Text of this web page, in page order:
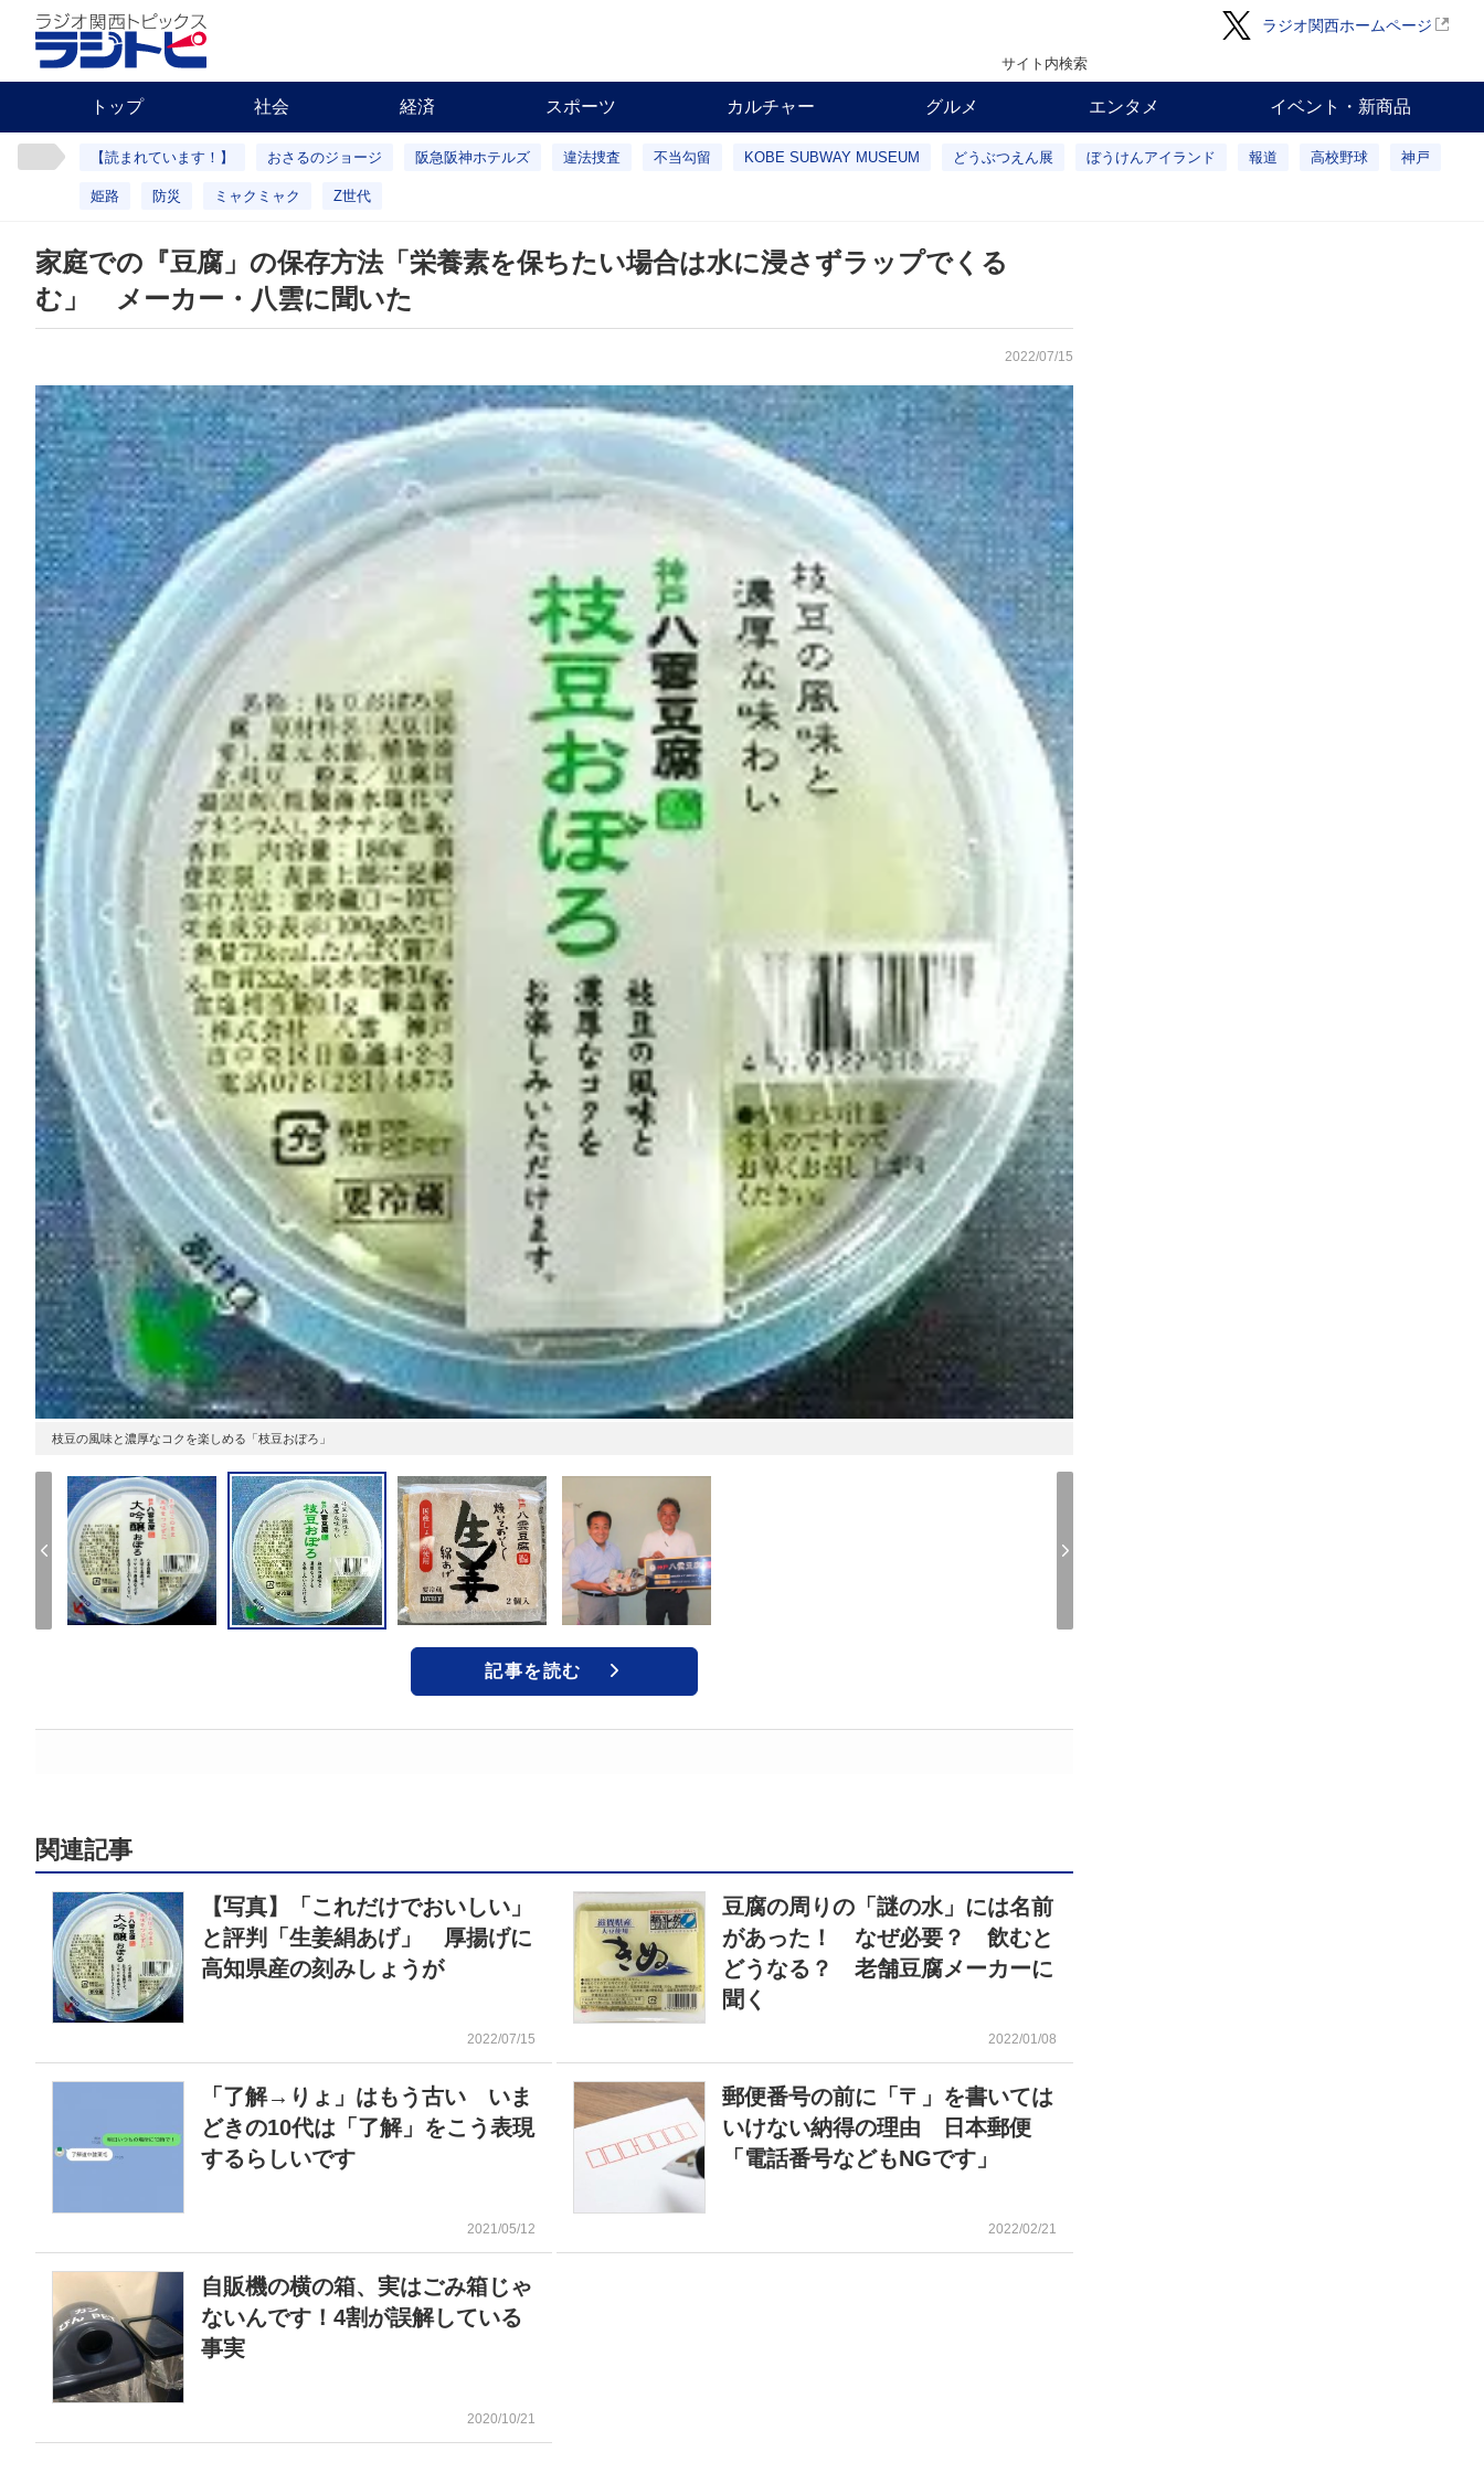
ラジオ関西ホームページ
サイト内検索
トップ 社会 経済 スポーツ カルチャー グルメ エンタメ イベント・新商品
【読まれています！】 おさるのジョージ 阪急阪神ホテルズ 違法捜査 不当勾留 KOBE SUBWAY MUSEUM どうぶつえん展 ぼうけんアイランド 報道 高校野球 神戸
姫路 防災 ミャクミャク Z世代
家庭での『豆腐」の保存方法「栄養素を保ちたい場合は水に浸さずラップでくる
む」 メーカー・八雲に聞いた
2022/07/15
枝豆の風味と濃厚なコクを楽しめる「枝豆おぼろ」
記事を読む
関連記事
【写真】「これだけでおいしい」
と評判「生姜絹あげ」 厚揚げに
高知県産の刻みしょうが
2022/07/15
豆腐の周りの「謎の水」には名前
があった！ なぜ必要？ 飲むと
どうなる？ 老舗豆腐メーカーに
聞く
2022/01/08
「了解→りょ」はもう古い いま
どきの10代は「了解」をこう表現
するらしいです
2021/05/12
郵便番号の前に「〒」を書いては
いけない納得の理由 日本郵便
「電話番号などもNGです」
2022/02/21
自販機の横の箱、実はごみ箱じゃ
ないんです！4割が誤解している
事実
2020/10/21